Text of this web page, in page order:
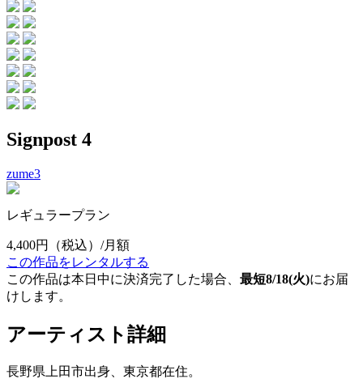
Signpost 4
zume3
レギュラープラン
4,400円
（税込）/月額
この作品をレンタルする
この作品は本日中に決済完了した場合、 最短8/18(火)にお届
けします。
アーティスト詳細
長野県上田市出身、東京都在住。